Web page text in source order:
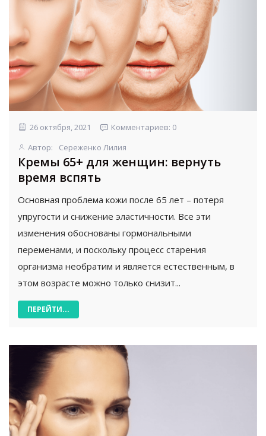
26 октября, 2021
Комментариев: 0
Автор:
Сереженко Лилия
Кремы 65+ для женщин: вернуть
время вспять
Основная проблема кожи после 65 лет – потеря
упругости и снижение эластичности. Все эти
изменения обоснованы гормональными
переменами, и поскольку процесс старения
организма необратим и является естественным, в
этом возрасте можно только снизит...
ПЕРЕЙТИ...